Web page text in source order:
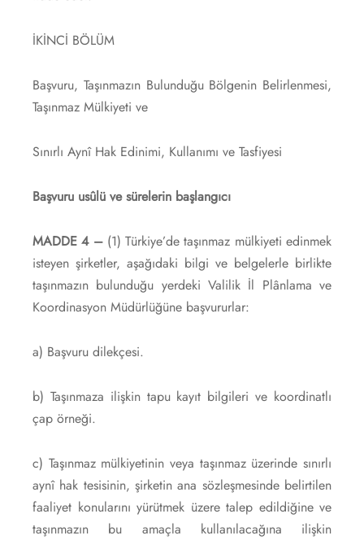
İKİNCİ BÖLÜM
Başvuru, Taşınmazın Bulunduğu Bölgenin Belirlenmesi,
Taşınmaz Mülkiyeti ve
Sınırlı Aynî Hak Edinimi, Kullanımı ve Tasfiyesi
Başvuru usûlü ve sürelerin başlangıcı
MADDE 4 –(1) Türkiye’de taşınmaz mülkiyeti edinmek
isteyen şirketler, aşağıdaki bilgi ve belgelerle birlikte
taşınmazın bulunduğu yerdeki Valilik İl Plânlama ve
Koordinasyon Müdürlüğüne başvururlar:
a) Başvuru dilekçesi.
b) Taşınmaza ilişkin tapu kayıt bilgileri ve koordinatlı
çap örneği.
c) Taşınmaz mülkiyetinin veya taşınmaz üzerinde sınırlı
aynî hak tesisinin, şirketin ana sözleşmesinde belirtilen
faaliyet konularını yürütmek üzere talep edildiğine ve
taşınmazın bu amaçla kullanılacağına ilişkin